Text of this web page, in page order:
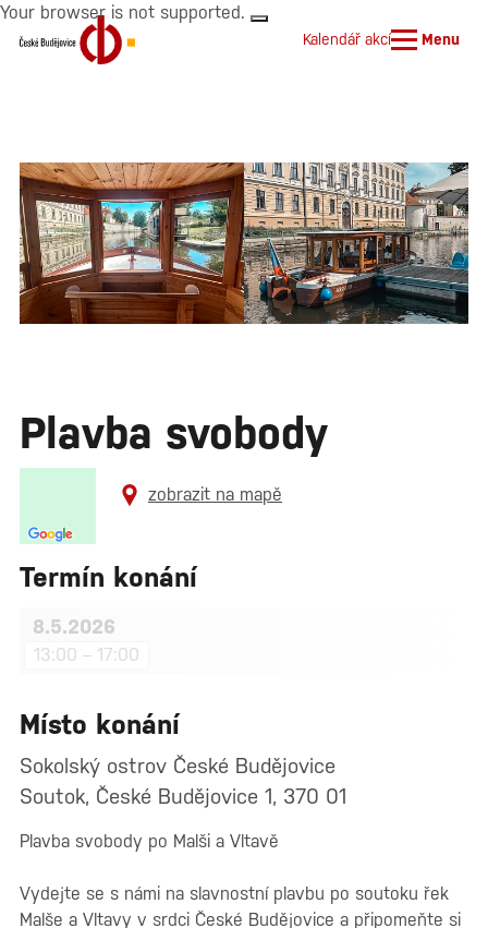
Your browser is not supported.
Kalendář akcí Menu
Plavba svobody
zobrazit na mapě
Termín konání
8.5.2026
13:00 – 17:00
Místo konání
Sokolský ostrov České Budějovice
Soutok, České Budějovice 1, 370 01
Plavba svobody po Malši a Vltavě
Vydejte se s námi na slavnostní plavbu po soutoku řek
Malše a Vltavy v srdci České Budějovice a připomeňte si